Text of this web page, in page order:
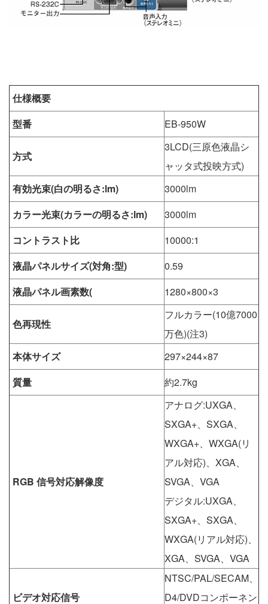
仕様概要
型番
EB-950W
方式
3LCD(三原色液晶シ
ャッタ式投映方式)
有効光束(白の明るさ:lm)
3000lm
カラー光束(カラーの明るさ:lm)
3000lm
コントラスト比
10000:1
液晶パネルサイズ(対角:型)
0.59
液晶パネル画素数(
1280×800×3
色再現性
フルカラー(10億7000
万色)(注3)
本体サイズ
297×244×87
質量
約2.7kg
RGB 信号対応解像度
アナログ:UXGA、
SXGA+、SXGA、
WXGA+、WXGA(リ
アル対応)、XGA、
SVGA、VGA
デジタル:UXGA、
SXGA+、SXGA、
WXGA(リアル対応)、
XGA、SVGA、VGA
ビデオ対応信号
NTSC/PAL/SECAM、
D4/DVDコンポーネン